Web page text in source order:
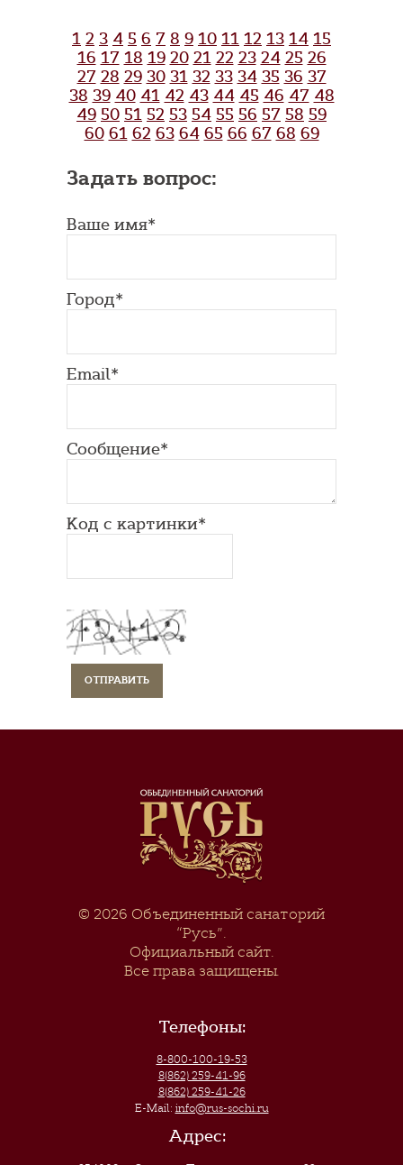
1 2 3 4 5 6 7 8 9 10 11 12 13 14 15
16 17 18 19 20 21 22 23 24 25 26
27 28 29 30 31 32 33 34 35 36 37
38 39 40 41 42 43 44 45 46 47 48
49 50 51 52 53 54 55 56 57 58 59
60 61 62 63 64 65 66 67 68 69
Задать вопрос:
Ваше имя*
Город*
Email*
Сообщение*
Код с картинки*
© 2026 Объединенный санаторий
“Русь”.
Официальный сайт.
Все права защищены.
Телефоны:
8-800-100-19-53
8(862) 259-41-96
8(862) 259-41-26
E-Mail: info@rus-sochi.ru
Адрес: